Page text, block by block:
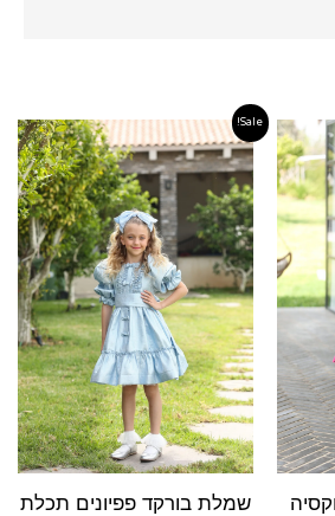
טווח
מחירים:
עד
Sale!
שמלת בורקד פפיונים תכלת
טווח
עד